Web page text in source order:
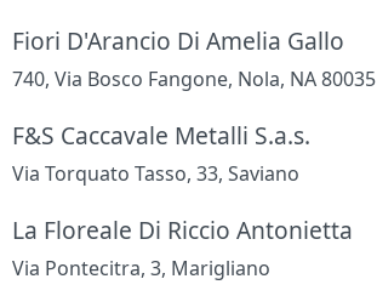
Fiori D'Arancio Di Amelia Gallo
740, Via Bosco Fangone, Nola, NA 80035
F&S Caccavale Metalli S.a.s.
Via Torquato Tasso, 33, Saviano
La Floreale Di Riccio Antonietta
Via Pontecitra, 3, Marigliano